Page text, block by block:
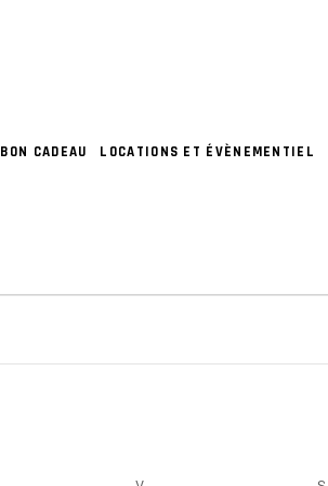
BON CADEAU LOCATIONS ET ÉVÈNEMENTIEL